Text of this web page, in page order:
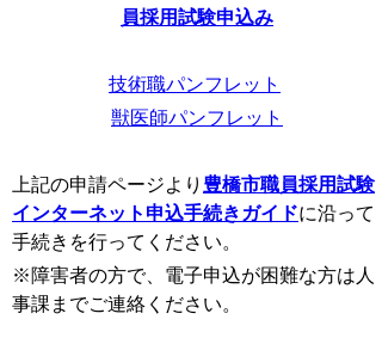
員採用試験申込み
技術職パンフレット
獣医師パンフレット
上記の申請ページより 豊橋市職員採用試験
インターネット申込手続きガイドに沿って
手続きを行ってください。
※障害者の方で、電子申込が困難な方は人
事課までご連絡ください。